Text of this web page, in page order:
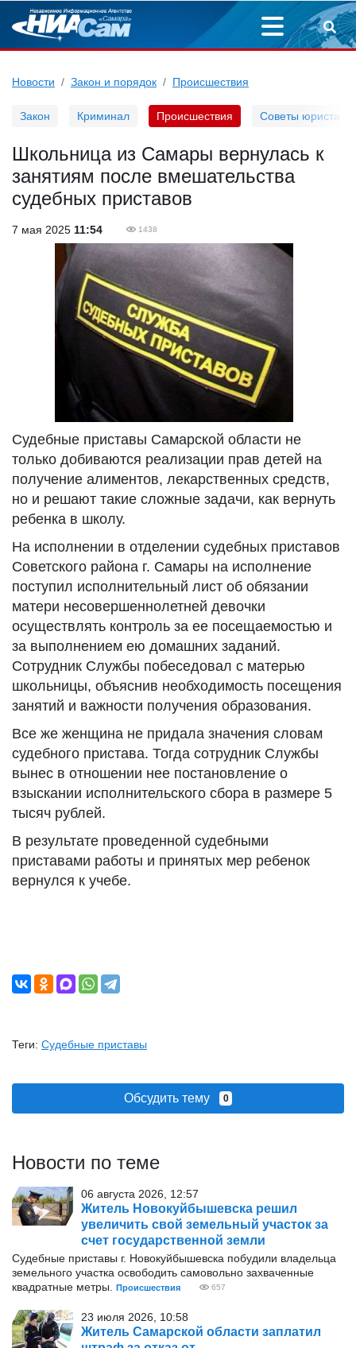
Новости Закон и порядок Происшествия
Закон Криминал Происшествия Советы юриста
Школьница из Самары вернулась к
занятиям после вмешательства
судебных приставов
7 мая 2025 11:54 1438
Судебные приставы Самарской области не
только добиваются реализации прав детей на
получение алиментов, лекарственных средств,
но и решают такие сложные задачи, как вернуть
ребенка в школу.
На исполнении в отделении судебных приставов
Советского района г. Самары на исполнение
поступил исполнительный лист об обязании
матери несовершеннолетней девочки
осуществлять контроль за ее посещаемостью и
за выполнением ею домашних заданий.
Сотрудник Службы побеседовал с матерью
школьницы, объяснив необходимость посещения
занятий и важности получения образования.
Все же женщина не придала значения словам
судебного пристава. Тогда сотрудник Службы
вынес в отношении нее постановление о
взыскании исполнительского сбора в размере 5
тысяч рублей.
В результате проведенной судебными
приставами работы и принятых мер ребенок
вернулся к учебе.
Теги: Судебные приставы
Обсудить тему 0
Новости по теме
06 августа 2026, 12:57
Житель Новокуйбышевска решил
увеличить свой земельный участок за
счет государственной земли
Судебные приставы г. Новокуйбышевска побудили владельца
земельного участка освободить самовольно захваченные
квадратные метры.
Происшествия 657
23 июля 2026, 10:58
Житель Самарской области заплатил